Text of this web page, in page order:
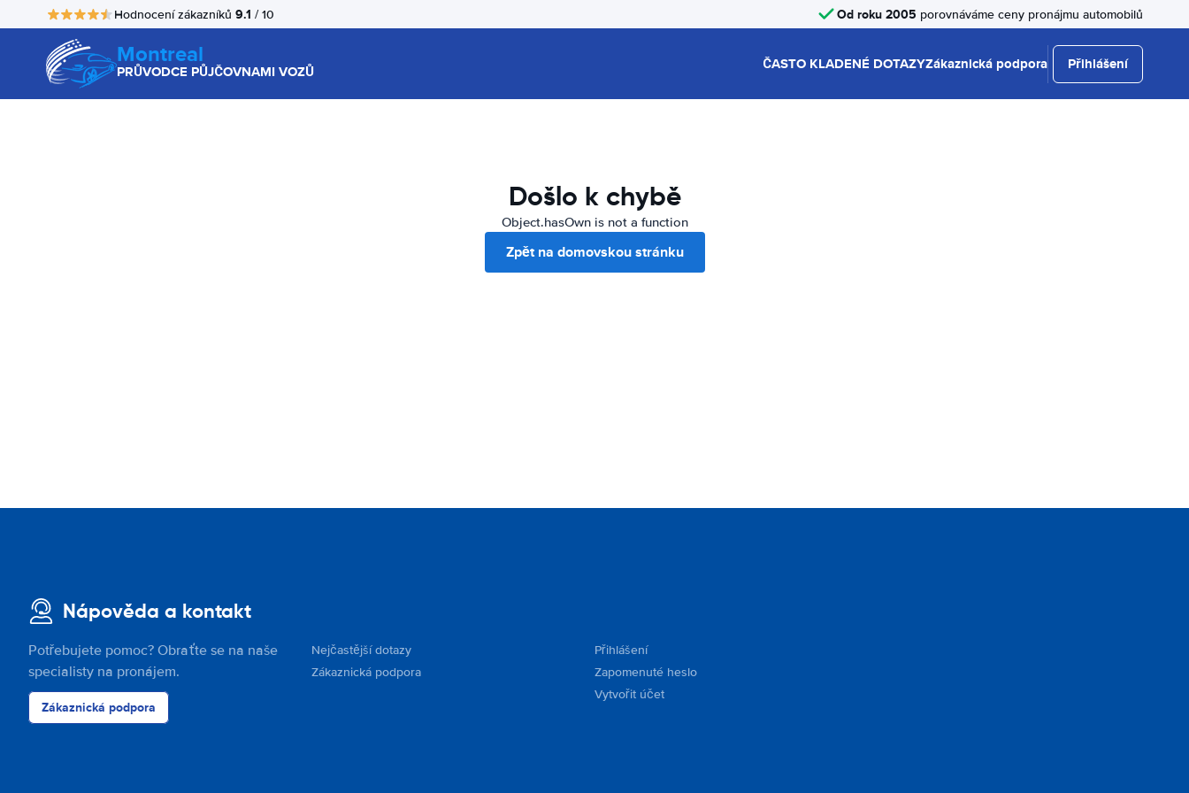
Hodnocení zákazníků 9.1 / 10 Od roku 2005 porovnáváme ceny pronájmu automobilů
Montreal
PRŮVODCE PŮJČOVNAMI VOZŮ ČASTO KLADENÉ DOTAZYZákaznická podpora Přihlášení
Došlo k chybě
Object.hasOwn is not a function
Zpět na domovskou stránku
Nápověda a kontakt
Potřebujete pomoc? Obraťte se na naše
specialisty na pronájem.
Zákaznická podpora
Nejčastější dotazy
Zákaznická podpora
Přihlášení
Zapomenuté heslo
Vytvořit účet